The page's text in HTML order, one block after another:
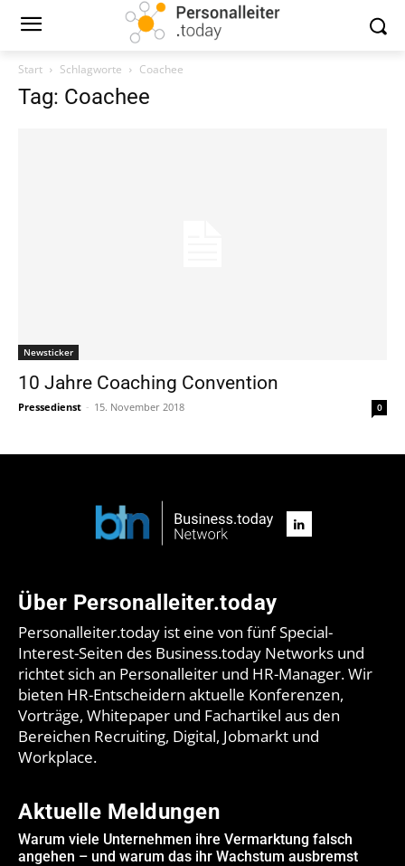
Start Schlagworte Coachee
Tag: Coachee
Newsticker
10 Jahre Coaching Convention
Pressedienst - 15. November 2018 0
Über Personalleiter.today
Personalleiter.today ist eine von fünf Special-
Interest-Seiten des Business.today Networks und
richtet sich an Personalleiter und HR-Manager. Wir
bieten HR-Entscheidern aktuelle Konferenzen,
Vorträge, Whitepaper und Fachartikel aus den
Bereichen Recruiting, Digital, Jobmarkt und
Workplace.
Aktuelle Meldungen
Warum viele Unternehmen ihre Vermarktung falsch
angehen – und warum das ihr Wachstum ausbremst